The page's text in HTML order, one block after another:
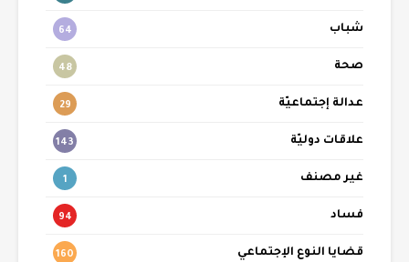
شباب
صحة
عدالة إجتماعيّة
علاقات دوليّة 143
غير مصنف
فساد
قضايا النوع الإجتماعي 160